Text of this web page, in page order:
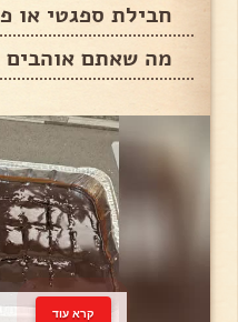
חבילת ספגטי או
מה שאתם אוהבים
קרא עוד